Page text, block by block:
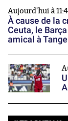
Aujourd'hui à
À cause de la
Ceuta, le
amical à